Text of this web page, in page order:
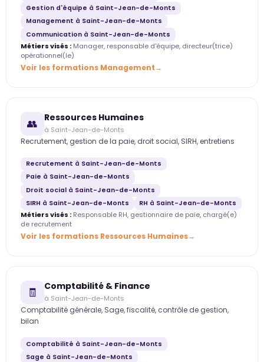
Gestion d'équipe à Saint-Jean-de-Monts
Management à Saint-Jean-de-Monts
Communication à Saint-Jean-de-Monts
Métiers visés : Manager, responsable d'équipe, directeur(trice)
opérationnel(le)
Voir les formations Management
👥 Ressources Humaines
à Saint-Jean-de-Monts
Recrutement, gestion de la paie, droit social, SIRH, entretiens
Recrutement à Saint-Jean-de-Monts
Paie à Saint-Jean-de-Monts
Droit social à Saint-Jean-de-Monts
SIRH à Saint-Jean-de-Monts
RH à Saint-Jean-de-Monts
Métiers visés : Responsable RH, gestionnaire de paie, chargé(e)
de recrutement
Voir les formations Ressources Humaines
🧾 Comptabilité & Finance
à Saint-Jean-de-Monts
Comptabilité générale, Sage, fiscalité, contrôle de gestion,
bilan
Comptabilité à Saint-Jean-de-Monts
Sage à Saint-Jean-de-Monts